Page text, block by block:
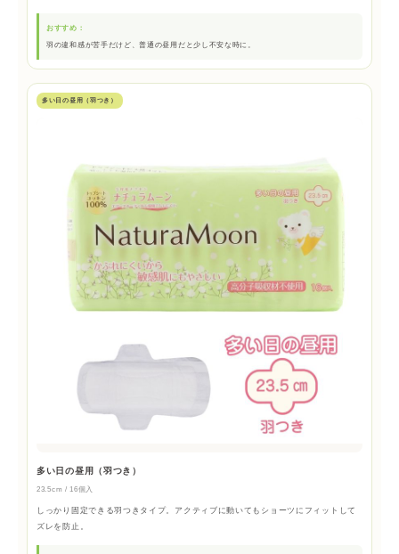
おすすめ：
羽の違和感が苦手だけど、普通の昼用だと少し不安な時に。
多い日の昼用（羽つき）
多い日の昼用（羽つき）
23.5cm / 16個入
しっかり固定できる羽つきタイプ。アクティブに動いてもショーツにフィットして
ズレを防止。